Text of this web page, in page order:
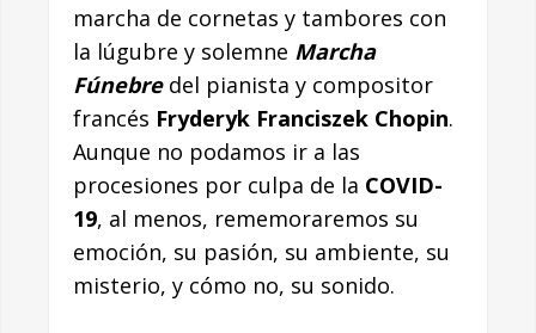
marcha de cornetas y tambores con
la lúgubre y solemne Marcha
Fúnebredel pianista y compositor
francés Fryderyk Franciszek Chopin.
Aunque no podamos ir a las
procesiones por culpa de la COVID-
19, al menos, rememoraremos su
emoción, su pasión, su ambiente, su
misterio, y cómo no, su sonido.